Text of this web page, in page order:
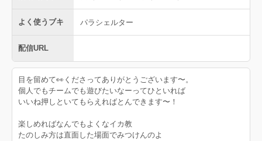
よく使うブキ パラシェルター
配信URL
目を留めて👀くださってありがとうございます〜。
個人でもチームでも遊びたいなーってひといれば
いいね押しといてもらえればとんできます〜！
楽しめればなんでもよくなイカ教
たのしみ方は直面した場面でみつけんのよ